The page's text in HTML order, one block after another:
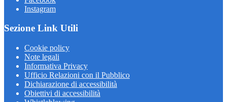
Instagram
Sezione Link Utili
Cookie policy
Note legali
Informativa Privacy
Ufficio Relazioni con il Pubblico
Dichiarazione di accessibilità
Obiettivi di accessibilità